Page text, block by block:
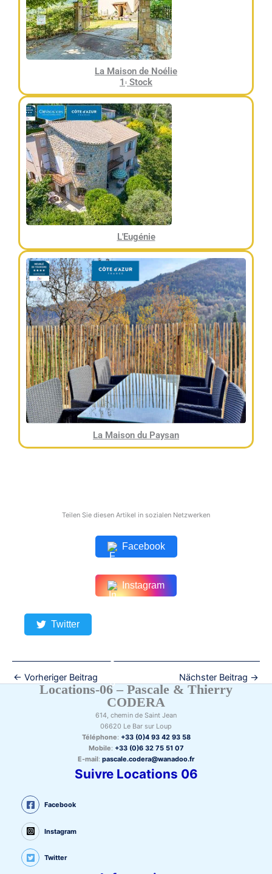
La Maison de Noélie
1 . Stock
L'Eugénie
La Maison du Paysan
Teilen Sie diesen Artikel in sozialen Netzwerken
Facebook
Instagram
Twitter
← Vorheriger Beitrag Nächster Beitrag →
Locations-06 – Pascale & Thierry
CODERA
614, chemin de Saint Jean
06620 Le Bar sur Loup
Téléphone: +33 (0)4 93 42 93 58
Mobile: +33 (0)6 32 75 51 07
E-mail: pascale.codera@wanadoo.fr
Suivre Locations 06
Facebook
Instagram
Twitter